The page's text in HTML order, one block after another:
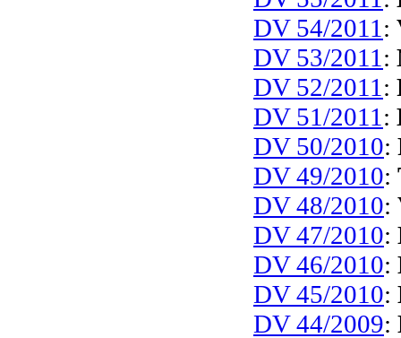
DV 54/2011 :
DV 53/2011 :
DV 52/2011 :
DV 51/2011 :
DV 50/2010:
DV 49/2010:
DV 48/2010:
DV 47/2010:
DV 46/2010:
DV 45/2010:
DV 44/2009: